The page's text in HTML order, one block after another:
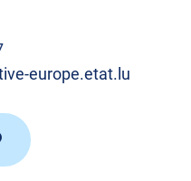
europe.etat.lu